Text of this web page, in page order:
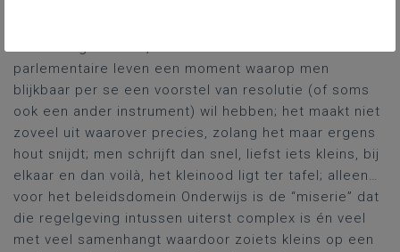
parlementaire leven een moment waarop men
blijkbaar per se een voorstel van resolutie (of soms
ook een ander instrument) wil hebben; het maakt niet
zoveel uit waarover precies, zolang het maar ergens
hout snijdt; men schrijft dan snel, liefst iets kleins, bij
elkaar en dan voilà, het kleinood ligt ter tafel; alleen…
voor het beleidsdomein Onderwijs is de “miserie” dat
die regelgeving intussen uiterst complex is én veel
met veel samenhangt waardoor zoiets kleins op een